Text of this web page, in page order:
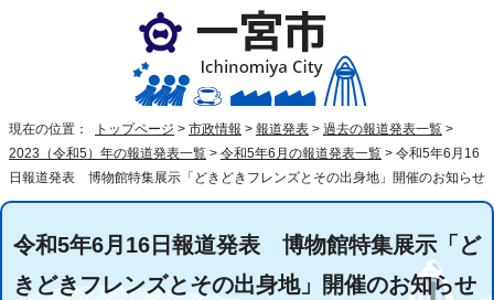
現在の位置： トップページ > 市政情報 > 報道発表 > 過去の報道発表一覧 >
2023（令和5）年の報道発表一覧 > 令和5年6月の報道発表一覧 > 令和5年6月16
日報道発表 博物館特集展示「どきどきフレンズとその出身地」開催のお知らせ
令和5年6月16日報道発表 博物館特集展示「ど
きどきフレンズとその出身地」開催のお知らせ